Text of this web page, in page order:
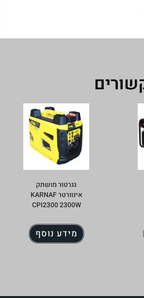
גנרטור מושתק
אינוורטר KARNAF
CPI2300 2300W
מידע נוסף